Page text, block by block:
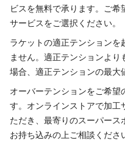
ビスを無料で承ります。ご
サービスをご選択ください。
ラケットの適正テンション
ません。適正テンションよ
場合、適正テンションの最大
オーバーテンションをご希望
す。オンラインストアで加
ただき、最寄りのスーパー
お持ち込みの上ご相談くださ